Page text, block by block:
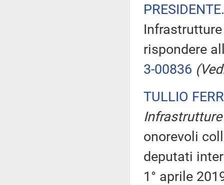
PRESIDENTE
rispondere
3-00836
TULLIO
onorevoli
deputati
1° aprile